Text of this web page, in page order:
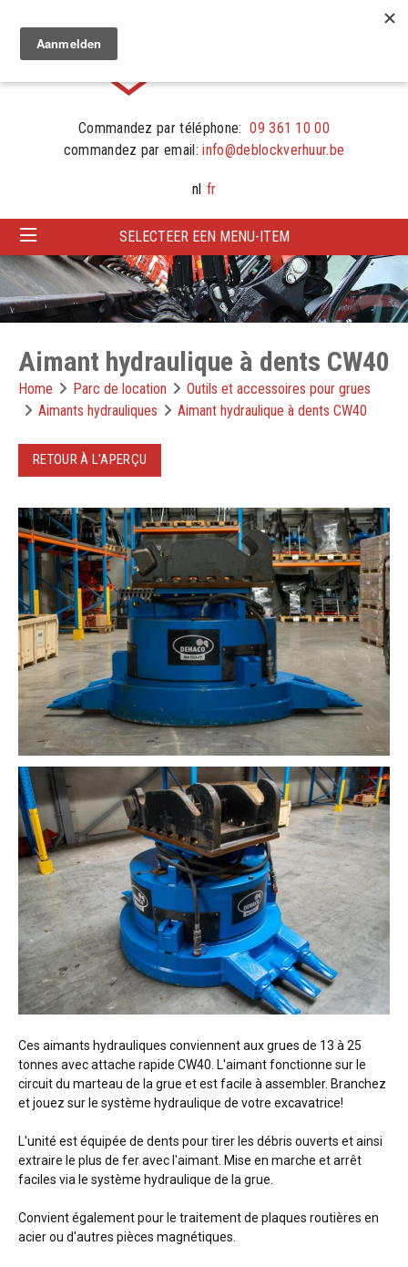
Commandez par téléphone: 09 361 10 00
commandez par email: info@deblockverhuur.be
nl fr
SELECTEER EEN MENU-ITEM
Aimant hydraulique à dents CW40
Home Parc de location
Outils et accessoires pour grues
Aimants hydrauliques
Aimant hydraulique à dents CW40
RETOUR À L'APERÇU
Ces aimants hydrauliques conviennent aux grues de 13 à 25
tonnes avec attache rapide CW40. L'aimant fonctionne sur le
circuit du marteau de la grue et est facile à assembler. Branchez
et jouez sur le système hydraulique de votre excavatrice!
L'unité est équipée de dents pour tirer les débris ouverts et ainsi
extraire le plus de fer avec l'aimant. Mise en marche et arrêt
faciles via le système hydraulique de la grue.
Convient également pour le traitement de plaques routières en
acier ou d'autres pièces magnétiques.